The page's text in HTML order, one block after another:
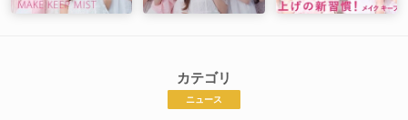
カテゴリ
ニュース